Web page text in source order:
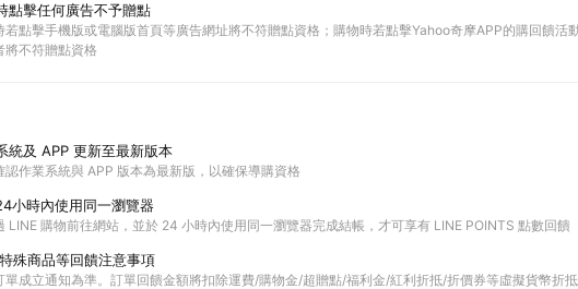
點擊任何廣告不予贈點
若點擊手機版或電腦版首頁等廣告網址將不符贈點資格；購物時若點擊Yahoo奇摩APP的購回饋活
將不符贈點資格
統及 APP 更新至最新版本
認作業系統與 APP 版本為最新版，以確保導購資格
小時內使用同一瀏覽器
LINE 購物前往網站，並於 24 小時內使用同一瀏覽器完成結帳，才可享有 LINE POINTS 點數回饋
殊商品等回饋注意事項
單成立通知為準。訂單回饋金額將扣除運費/購物金/超贈點/福利金/紅利折抵/折價券等虛擬貨幣折抵